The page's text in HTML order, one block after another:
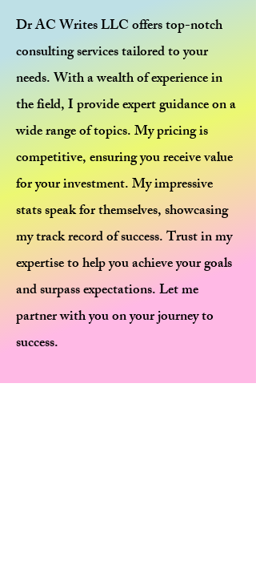
Dr AC Writes LLC offers top-notch
consulting services tailored to your
needs. With a wealth of experience in
the field, I provide expert guidance on a
wide range of topics. My pricing is
competitive, ensuring you receive value
for your investment. My impressive
stats speak for themselves, showcasing
my track record of success. Trust in my
expertise to help you achieve your goals
and surpass expectations. Let me
partner with you on your journey to
success.